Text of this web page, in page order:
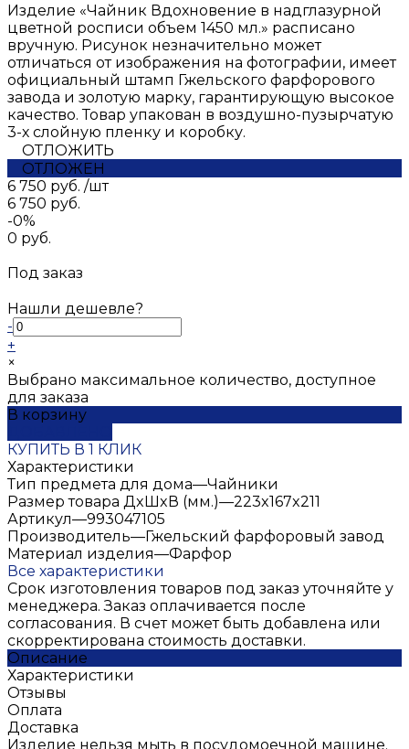
Изделие «Чайник Вдохновение в надглазурной
цветной росписи объем 1450 мл.» расписано
вручную. Рисунок незначительно может
отличаться от изображения на фотографии, имеет
официальный штамп Гжельского фарфорового
завода и золотую марку, гарантирующую высокое
качество. Товар упакован в воздушно-пузырчатую
3-х слойную пленку и коробку.
ОТЛОЖИТЬ
ОТЛОЖЕН
6 750 руб. /шт
6 750 руб.
-0%
0 руб.
Под заказ
Нашли дешевле?
-
+
×
Выбрано максимальное количество, доступное
для заказа
В корзину
КУПИТЬ В 1 КЛИК
Характеристики
Тип предмета для дома—Чайники
Размер товара ДxШxВ (мм.)—223x167x211
Артикул—993047105
Производитель—Гжельский фарфоровый завод
Материал изделия—Фарфор
Все характеристики
Срок изготовления товаров под заказ уточняйте у
менеджера. Заказ оплачивается после
согласования. В счет может быть добавлена или
скорректирована стоимость доставки.
Описание
Характеристики
Отзывы
Оплата
Доставка
Изделие нельзя мыть в посудомоечной машине.